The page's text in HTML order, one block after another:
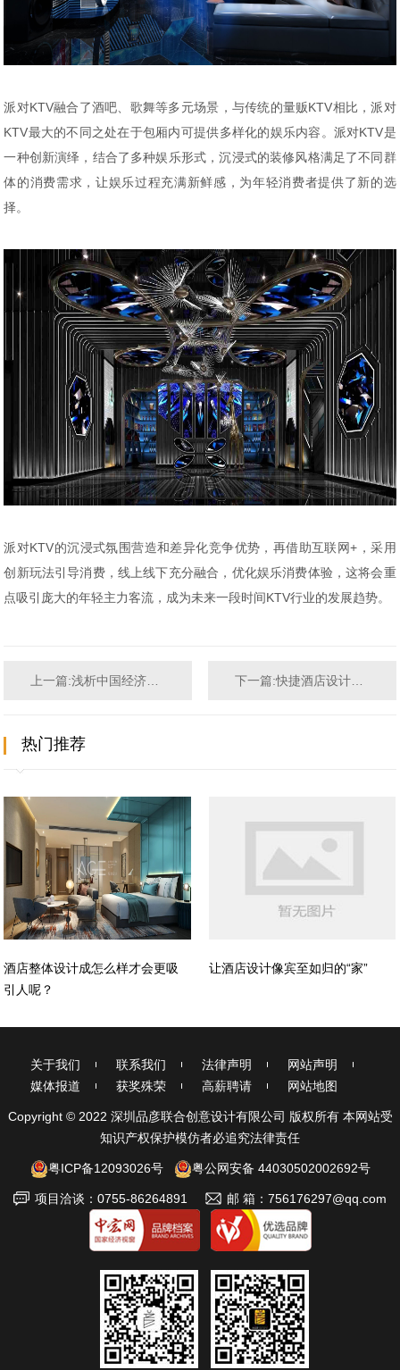
派对KTV融合了酒吧、歌舞等多元场景，与传统的量贩KTV相比，派对
KTV最大的不同之处在于包厢内可提供多样化的娱乐内容。派对KTV是
一种创新演绎，结合了多种娱乐形式，沉浸式的装修风格满足了不同群
体的消费需求，让娱乐过程充满新鲜感，为年轻消费者提供了新的选
择。
派对KTV的沉浸式氛围营造和差异化竞争优势，再借助互联网+，采用
创新玩法引导消费，线上线下充分融合，优化娱乐消费体验，这将会重
点吸引庞大的年轻主力客流，成为未来一段时间KTV行业的发展趋势。
上一篇:浅析中国经济下行对KTV设计行业的影响和未来 下一篇:快捷酒店设计有哪些设计要素，怎样做才能更好
热门推荐
酒店整体设计成怎么样才会更吸
引人呢？
让酒店设计像宾至如归的“家”
关于我们 联系我们 法律声明
网站声明
媒体报道
获奖殊荣 高薪聘请 网站地图
Copyright © 2022 深圳品彦联合创意设计有限公司 版权所有 本网站受
知识产权保护模仿者必追究法律责任
粤ICP备12093026号 粤公网安备 44030502002692号
项目洽谈：0755-86264891 邮 箱：756176297@qq.com